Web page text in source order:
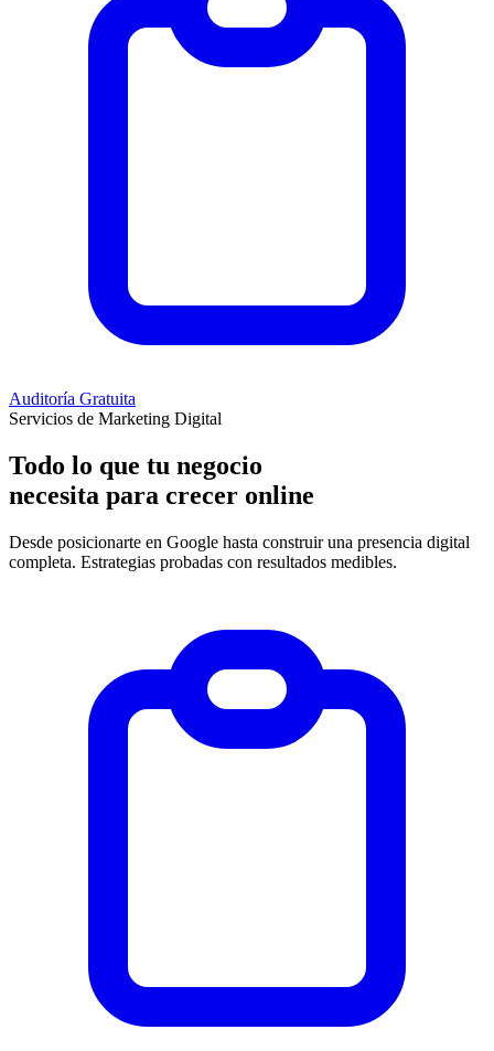
Auditoría Gratuita
Servicios de Marketing Digital
Todo lo que tu negocio
necesita para crecer online
Desde posicionarte en Google hasta construir una presencia digital
completa. Estrategias probadas con resultados medibles.